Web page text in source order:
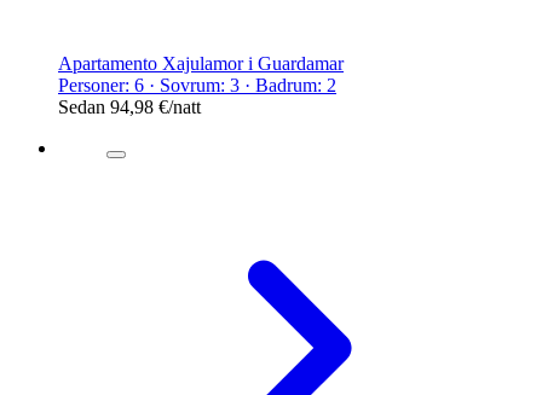
Apartamento Xajulamor i Guardamar
Personer: 6 · Sovrum: 3 · Badrum: 2
Sedan 94,98 €/natt